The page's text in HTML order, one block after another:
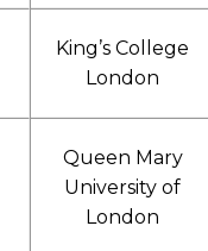
King’s College
London
Queen Mary
University of
London